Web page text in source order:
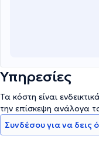
Υπηρεσίες
Τα κόστη είναι
την επίσκεψη ανάλογα
Συνδέσου για να δεις